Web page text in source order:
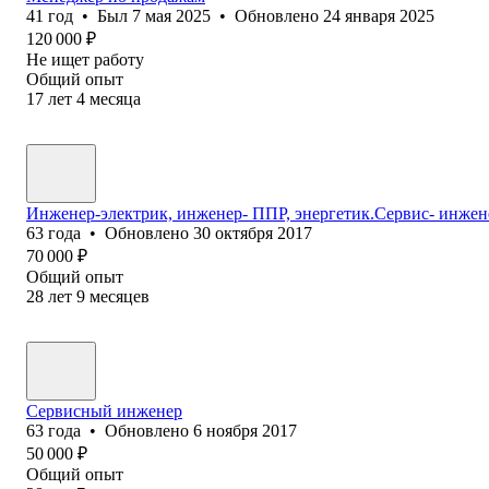
41 год • Был 7 мая 2025 • Обновлено 24 января 2025
120 000 ₽
Не ищет работу
Общий опыт
17 лет 4 месяца
Инженер-электрик, инженер- ППР, энергетик.Сервис-
63 года • Обновлено 30 октября 2017
70 000 ₽
Общий опыт
28 лет 9 месяцев
Сервисный инженер
63 года • Обновлено 6 ноября 2017
50 000 ₽
Общий опыт